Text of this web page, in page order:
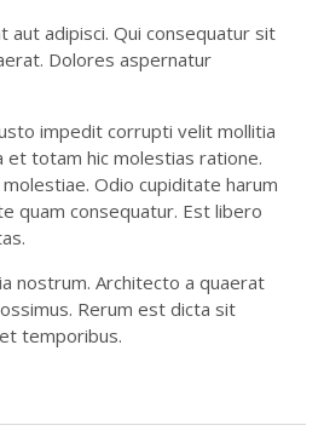
aut adipisci. Qui consequatur sit
Dolores aspernatur
impedit corrupti velit mollitia
et totam hic molestias ratione.
Odio cupiditate harum
quam consequatur. Est libero
nostrum. Architecto a quaerat
Rerum est dicta sit
temporibus.